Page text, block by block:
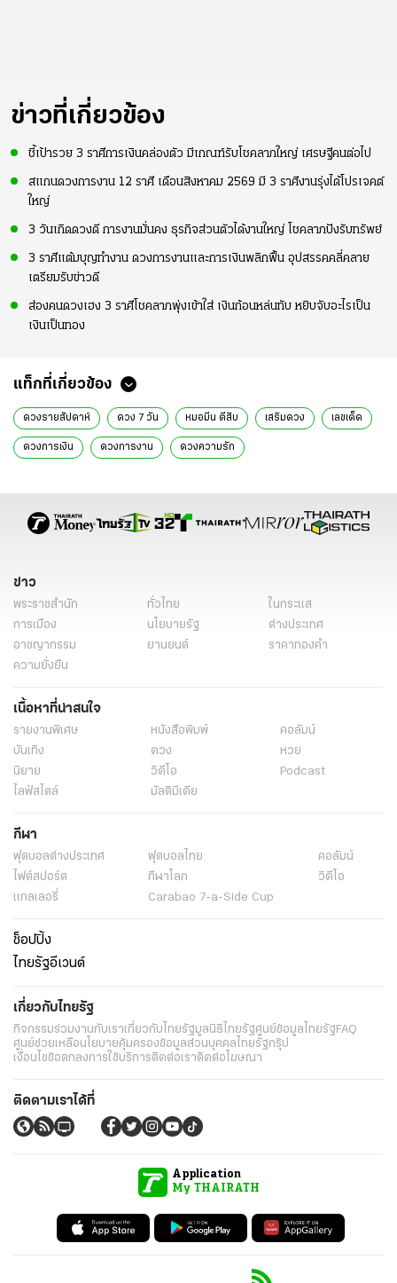
ข่าวที่เกี่ยวข้อง
ชี้เป้ารวย 3 ราศีการเงินคล่องตัว มีเกณฑ์รับโชคลาภใหญ่ เศรษฐีคนต่อไป
สแกนดวงการงาน 12 ราศี เดือนสิงหาคม 2569 มี 3 ราศีงานรุ่งได้โปรเจคต์
ใหญ่
3 วันเกิดดวงดี การงานมั่นคง ธุรกิจส่วนตัวได้งานใหญ่ โชคลาภปังรับทรัพย์
3 ราศีแต้มบุญทำงาน ดวงการงานและการเงินพลิกฟื้น อุปสรรคคลี่คลาย
เตรียมรับข่าวดี
ส่องคนดวงเฮง 3 ราศีโชคลาภพุ่งเข้าใส่ เงินก้อนหล่นทับ หยิบจับอะไรเป็น
เงินเป็นทอง
แท็กที่เกี่ยวข้อง
ดวงรายสัปดาห์ ดวง 7 วัน หมอมีน ตีสิบ เสริมดวง เลขเด็ด
ดวงการเงิน ดวงการงาน ดวงความรัก
ข่าว
พระราชสำนัก ทั่วไทย
ในกระแส
การเมือง
นโยบายรัฐ
ต่างประเทศ
อาชญากรรม
ยานยนต์
ราคาทองคำ
ความยั่งยืน
เนื้อหาที่น่าสนใจ
รายงานพิเศษ หนังสือพิมพ์
คอลัมน์
บันเทิง
ดวง
หวย
นิยาย
วิดีโอ
Podcast
ไลฟ์สไตล์
มัลติมีเดีย
กีฬา
ฟุตบอลต่่างประเทศ ฟุตบอลไทย
คอลัมน์
ไฟต์สปอร์ต
กีฬาโลก
วิดีโอ
แกลเลอรี่
Carabao 7-a-Side Cup
ช็อปปิ้ง
ไทยรัฐอีเวนต์
เกี่ยวกับไทยรัฐ
กิจกรรมร่วมงานกับเราเกี่ยวกับไทยรัฐมูลนิธิไทยรัฐศูนย์ข้อมูลไทยรัฐFAQ
ศูนย์ช่วยเหลือนโยบายคุ้มครองข้อมูลส่วนบุคคลไทยรัฐกรุ๊ป
เงื่อนไขข้อตกลงการใช้บริการติดต่อเราติดต่อโฆษณา
ติดตามเราได้ที่
Application
My THAIRATH